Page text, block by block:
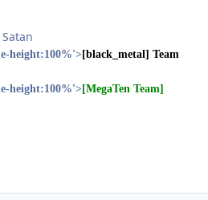
height:100%'>[black_metal] Team
height:100%'>[MegaTen Team]